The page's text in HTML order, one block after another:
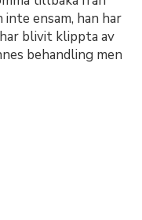
inte ensam, han har
har blivit klippta av
behandling men